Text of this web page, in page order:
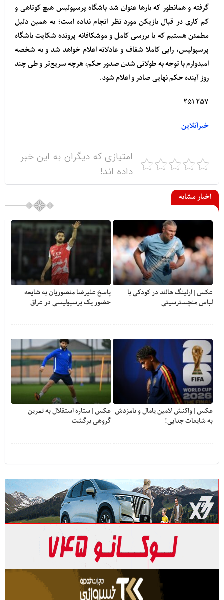
گرفته و همانطور که بارها عنوان شد باشگاه پرسپولیس هیچ کوتاهی و
کم کاری در قبال بازیکن مورد نظر انجام نداده است؛ به همین دلیل
مطمئن هستیم که با بررسی کامل و موشکافانه پرونده شکایت باشگاه
پرسپولیس، رایی کاملا شفاف و عادلانه اعلام خواهد شد و به شخصه
امیدوارم با توجه به طولانی شدن صدور حکم، هرچه سریع‌تر و طی چند
روز آینده حکم نهایی صادر و اعلام شود.
۲۵۷ ۲۵۱
خبرآنلاین
امتیازی که دیگران به این خبر
داده اند!
اخبار مشابه
عکس | ارلینگ هالند در کودکی با
لباس منچسترسیتی
پاسخ علیرضا منصوریان به شایعه
حضور یک پرسپولیسی در عراق
عکس | واکنش لامین یامال و نامزدش
به شایعات جدایی!
عکس | ستاره استقلال به تمرین
گروهی برگشت